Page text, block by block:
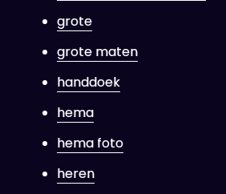
grote
grote maten
handdoek
hema
hema foto
heren